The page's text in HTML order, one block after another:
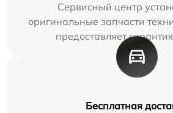
Сервисный центр
оригинальные запчасти
предоставляет
Бесплатная